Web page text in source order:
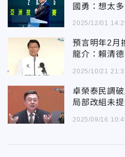
國勇：想太多
2025/12/01
預言明年2月
龍介：賴清
2025/10/21
卓榮泰民調
局部改組未
2025/09/16